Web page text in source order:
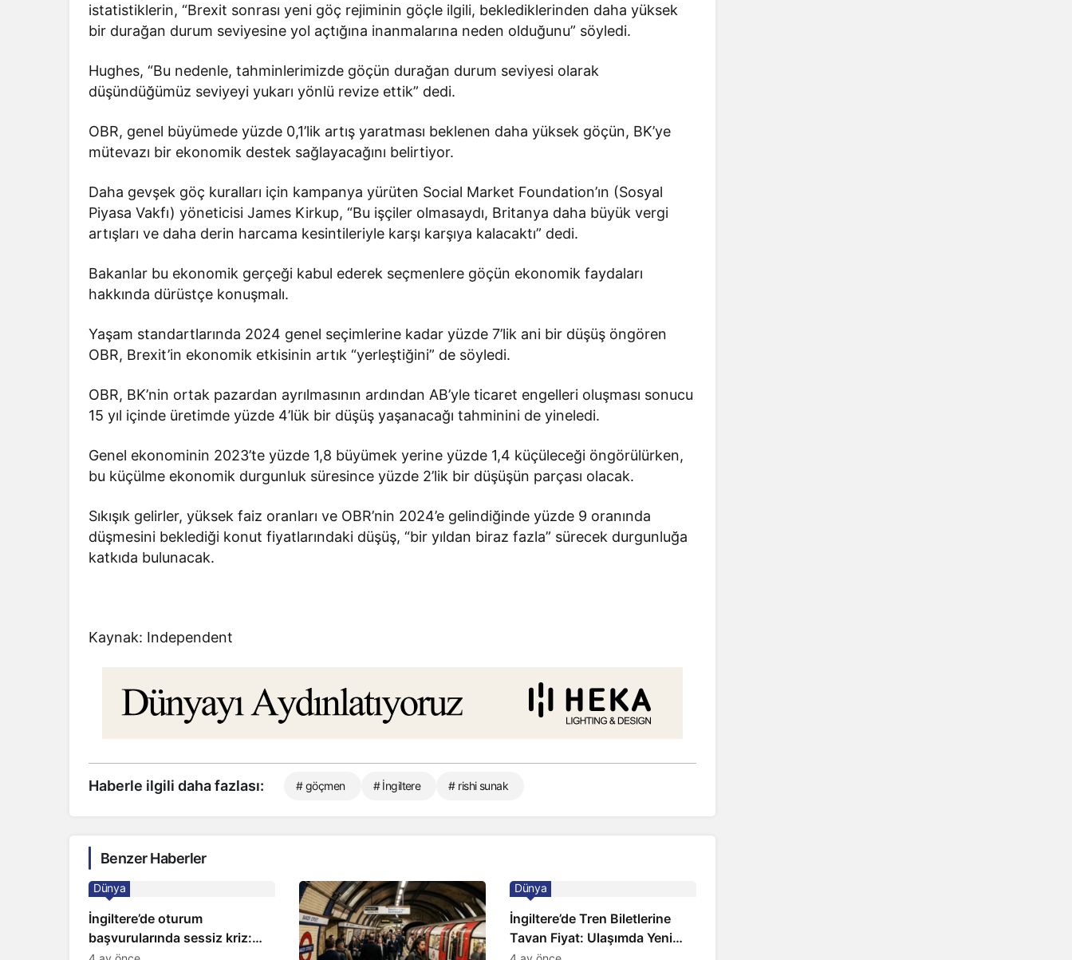
istatistiklerin, “Brexit sonrası yeni göç rejiminin göçle ilgili, beklediklerinden daha yüksek
bir durağan durum seviyesine yol açtığına inanmalarına neden olduğunu” söyledi.
Hughes, “Bu nedenle, tahminlerimizde göçün durağan durum seviyesi olarak
düşündüğümüz seviyeyi yukarı yönlü revize ettik” dedi.
OBR, genel büyümede yüzde 0,1’lik artış yaratması beklenen daha yüksek göçün, BK’ye
mütevazı bir ekonomik destek sağlayacağını belirtiyor.
Daha gevşek göç kuralları için kampanya yürüten Social Market Foundation’ın (Sosyal
Piyasa Vakfı) yöneticisi James Kirkup, “Bu işçiler olmasaydı, Britanya daha büyük vergi
artışları ve daha derin harcama kesintileriyle karşı karşıya kalacaktı” dedi.
Bakanlar bu ekonomik gerçeği kabul ederek seçmenlere göçün ekonomik faydaları
hakkında dürüstçe konuşmalı.
Yaşam standartlarında 2024 genel seçimlerine kadar yüzde 7’lik ani bir düşüş öngören
OBR, Brexit’in ekonomik etkisinin artık “yerleştiğini” de söyledi.
OBR, BK’nin ortak pazardan ayrılmasının ardından AB’yle ticaret engelleri oluşması sonucu
15 yıl içinde üretimde yüzde 4’lük bir düşüş yaşanacağı tahminini de yineledi.
Genel ekonominin 2023’te yüzde 1,8 büyümek yerine yüzde 1,4 küçüleceği öngörülürken,
bu küçülme ekonomik durgunluk süresince yüzde 2’lik bir düşüşün parçası olacak.
Sıkışık gelirler, yüksek faiz oranları ve OBR’nin 2024’e gelindiğinde yüzde 9 oranında
düşmesini beklediği konut fiyatlarındaki düşüş, “bir yıldan biraz fazla” sürecek durgunluğa
katkıda bulunacak.
Kaynak: Independent
Haberle ilgili daha fazlası: # göçmen # İngiltere # rishi sunak
Benzer Haberler
İngiltere’de oturum
başvurularında sessiz kriz:
Büyükelçilikten açıklama!
Dünya
İngiltere’de Tren Biletlerine
Tavan Fiyat: Ulaşımda Yeni
Düzenleme
Dünya